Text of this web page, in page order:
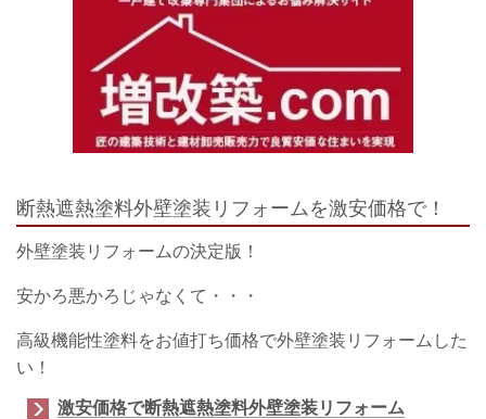
断熱遮熱塗料外壁塗装リフォームを激安価格で！
外壁塗装リフォームの決定版！
安かろ悪かろじゃなくて・・・
高級機能性塗料をお値打ち価格で外壁塗装リフォームした
い！
激安価格で断熱遮熱塗料外壁塗装リフォーム